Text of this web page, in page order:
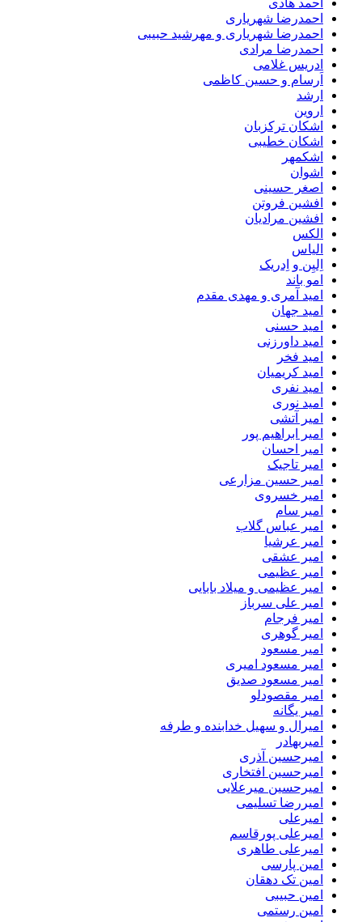
احمد هادی
احمدرضا شهریاری
احمدرضا شهریاری و مهرشید حبیبی
احمدرضا مرادی
ادریس غلامی
اَرسام و حسین کاظمی
ارشد
اروین
اشکان ترکزبان
اشکان خطیبی
اشکمهر
اشوان
اصغر حسینی
افشین فروتن
افشین مرادیان
الکس
الیاس
اِلیِن و اِدریک
امو باند
امید آمری و مهدی مقدم
امید جهان
امید حسنی
امید داورزنی
امید فخر
امید کریمیان
امید نفری
امید نوری
امیر آتشی
امیر ابراهیم پور
امیر احسان
امیر تاجیک
امیر حسین مزارعی
امیر خسروی
امیر سام
امیر عباس گلاب
امیر عرشیا
امیر عشقی
امیر عظیمی
امیر عظیمی و میلاد بابایی
امیر علی سرباز
امیر فرجام
امیر گوهری
امیر مسعود
امیر مسعود امیری
امیر مسعود صدیق
امیر مقصودلو
امیر یگانه
امیرال و سهیل خدابنده و طرفه
امیربهادر
امیرحسین آذری
امیرحسین افتخاری
امیرحسین میرعلایی
امیررضا تسلیمی
امیرعلی
امیرعلی پورقاسم
امیرعلی طاهری
امین پارسی
امین تک دهقان
امین حبیبی
امین رستمی